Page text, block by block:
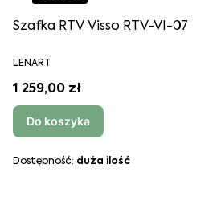
Szafka RTV Visso RTV-VI-07
LENART
1 259,00 zł
Do koszyka
Dostępność: duża ilość